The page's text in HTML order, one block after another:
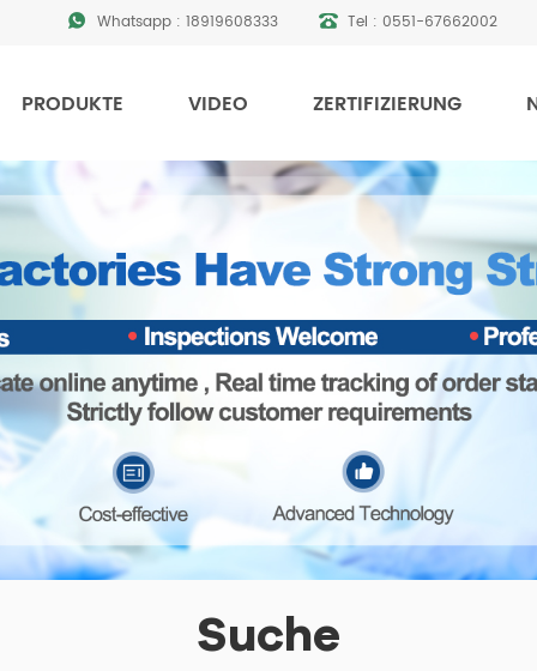
Whatsapp : 18919608333 Tel : 0551-67662002
PRODUKTE VIDEO ZERTIFIZIERUNG
Suche